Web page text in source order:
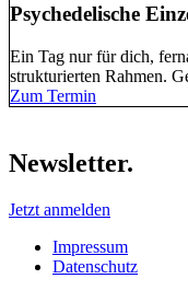
Psychedelische
Ein Tag nur für dich,
strukturierten Rahmen.
Zum Termin
Newsletter.
Jetzt anmelden
Impressum
Datenschutz